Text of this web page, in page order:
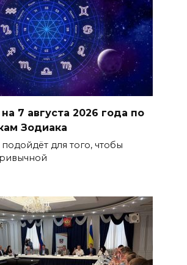
7 августа 2026 года по
Зодиака
для того, чтобы